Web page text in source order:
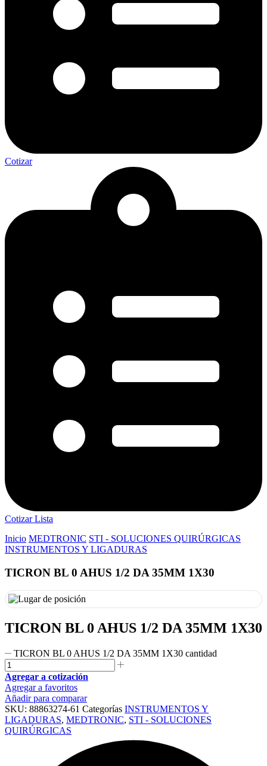
Cotizar
Cotizar Lista
Inicio MEDTRONIC STI - SOLUCIONES QUIRÚRGICAS
INSTRUMENTOS Y LIGADURAS
TICRON BL 0 AHUS 1/2 DA 35MM 1X30
TICRON BL 0 AHUS 1/2 DA 35MM 1X30
TICRON BL 0 AHUS 1/2 DA 35MM 1X30 cantidad
Agregar a cotización
Agregar a favoritos
Añadir para comparar
SKU: 88863274-61 Categorías INSTRUMENTOS Y
LIGADURAS, MEDTRONIC, STI - SOLUCIONES
QUIRÚRGICAS